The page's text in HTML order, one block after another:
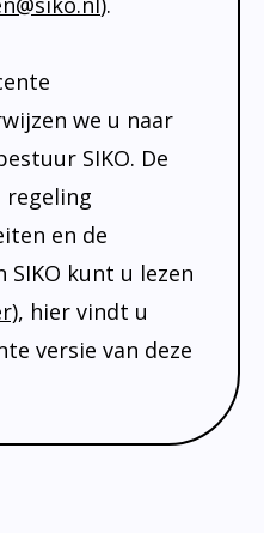
we u naar
SIKO. De
regeling
en de
kunt u lezen
, hier vindt u
versie van deze